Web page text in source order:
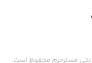
مسترچرم محفوظ است.